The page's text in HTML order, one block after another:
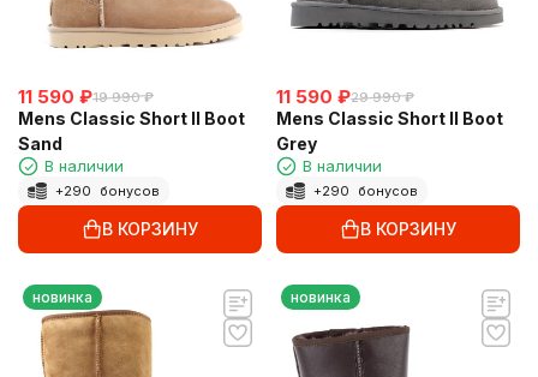
11 590 ₽19 990 ₽
Mens Classic Short Il Boot
Sand
В наличии
+290 бонусов
В КОРЗИНУ
11 590 ₽29 990 ₽
Mens Classic Short Il Boot
Grey
В наличии
+290 бонусов
В КОРЗИНУ
новинка новинка